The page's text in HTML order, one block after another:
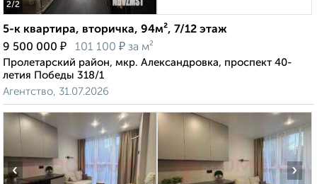
2/2
5-к квартира, вторичка, 94м², 7/12 этаж
9 500 000 ₽ 101 100 ₽ за м²
Пролетарский район, мкр. Александровка, проспект 40-
летия Победы 318/1
Агентство, 31.07.2026
‹ ›